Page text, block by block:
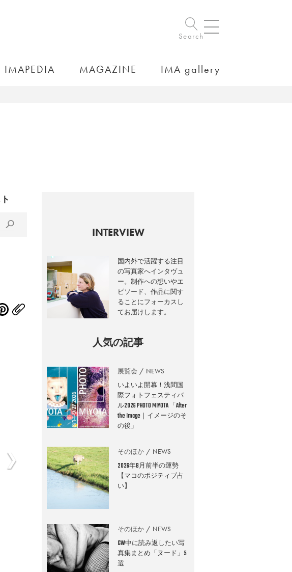
Search
IMAPEDIA MAGAZINE IMA gallery
INTERVIEW
国内外で活躍する注目
の写真家へインタヴュ
ー。制作への想いやエ
ピソード、作品に関す
ることにフォーカスし
てお届けします。
人気の記事
展覧会 NEWS
いよいよ開幕！浅間国
際フォトフェスティバ
ル2026 PHOTO MIYOTA 「After
the Image｜イメージのそ
の後」
そのほか NEWS
2026年8月前半の運勢
【マコのポジティブ占
い】
そのほか NEWS
GW中に読み返したい写
真集まとめ「ヌード」5
選